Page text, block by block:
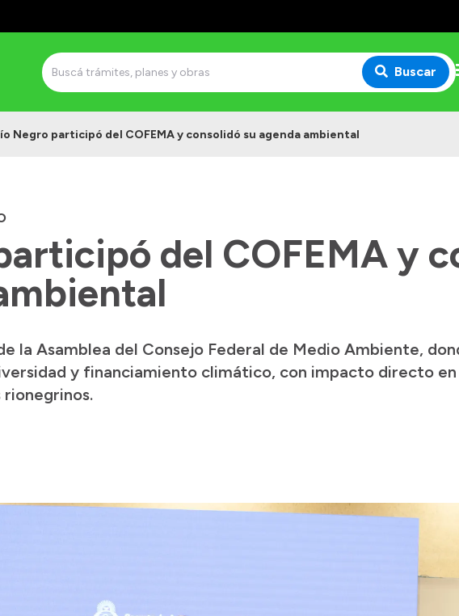
Buscar
Negro participó del COFEMA y consolidó su agenda ambiental
del COFEMA y
la Asamblea del Consejo Federal de Medio Ambiente,
y financiamiento climático, con impacto directo
rionegrinos.